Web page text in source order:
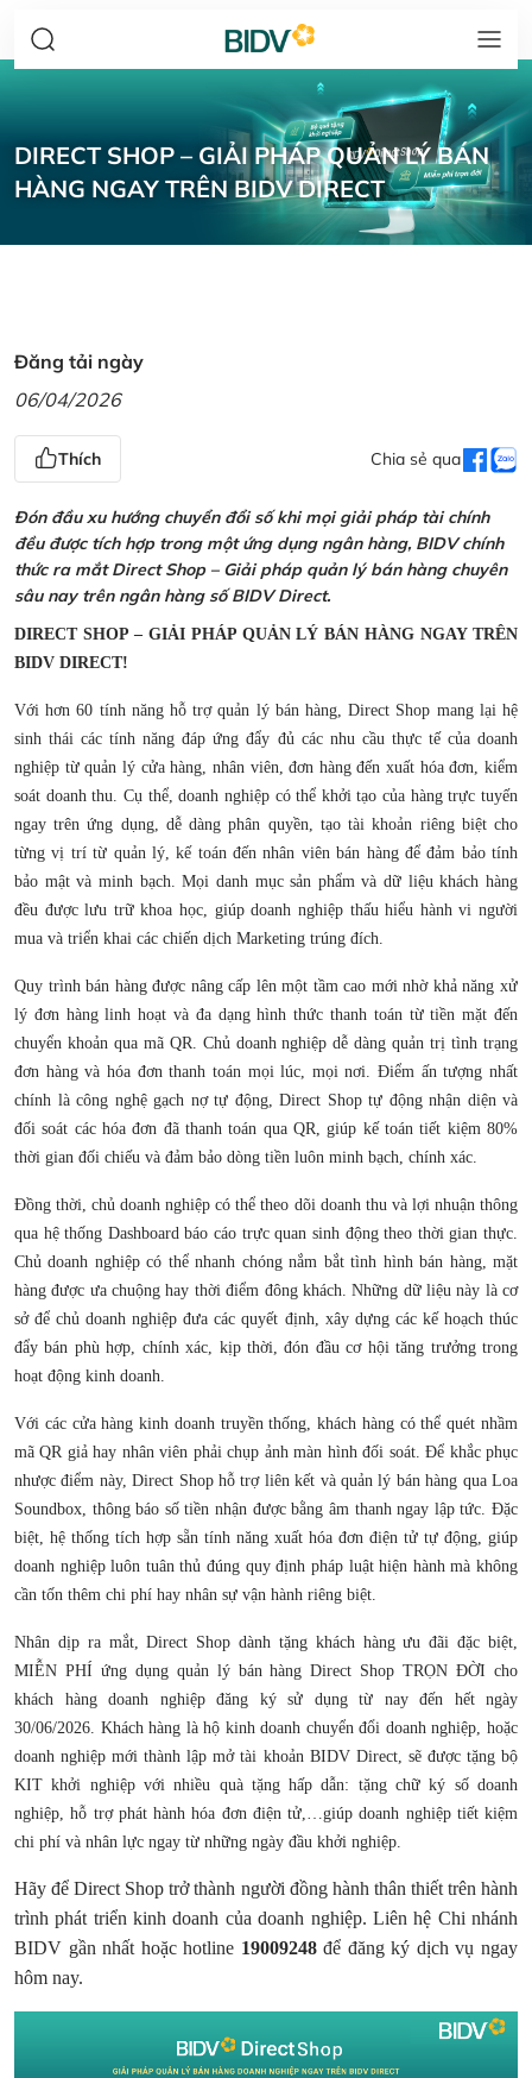
DIRECT SHOP – GIẢI PHÁP QUẢN LÝ BÁN
HÀNG NGAY TRÊN BIDV DIRECT
Đăng tải ngày
06/04/2026
Thích Chia sẻ qua
Đón đầu xu hướng chuyển đổi số khi mọi giải pháp tài chính
đều được tích hợp trong một ứng dụng ngân hàng, BIDV chính
thức ra mắt Direct Shop – Giải pháp quản lý bán hàng chuyên
sâu nay trên ngân hàng số BIDV Direct.
DIRECT SHOP – GIẢI PHÁP QUẢN LÝ BÁN HÀNG NGAY TRÊN
BIDV DIRECT!
Với hơn 60 tính năng hỗ trợ quản lý bán hàng, Direct Shop mang lại hệ
sinh thái các tính năng đáp ứng đẩy đủ các nhu cầu thực tế của doanh
nghiệp từ quản lý cửa hàng, nhân viên, đơn hàng đến xuất hóa đơn, kiểm
soát doanh thu. Cụ thể, doanh nghiệp có thể khởi tạo của hàng trực tuyến
ngay trên ứng dụng, dễ dàng phân quyền, tạo tài khoản riêng biệt cho
từng vị trí từ quản lý, kế toán đến nhân viên bán hàng để đảm bảo tính
bảo mật và minh bạch. Mọi danh mục sản phẩm và dữ liệu khách hàng
đều được lưu trữ khoa học, giúp doanh nghiệp thấu hiểu hành vi người
mua và triển khai các chiến dịch Marketing trúng đích.
Quy trình bán hàng được nâng cấp lên một tầm cao mới nhờ khả năng xử
lý đơn hàng linh hoạt và đa dạng hình thức thanh toán từ tiền mặt đến
chuyển khoản qua mã QR. Chủ doanh nghiệp dễ dàng quản trị tình trạng
đơn hàng và hóa đơn thanh toán mọi lúc, mọi nơi. Điểm ấn tượng nhất
chính là công nghệ gạch nợ tự động, Direct Shop tự động nhận diện và
đối soát các hóa đơn đã thanh toán qua QR, giúp kế toán tiết kiệm 80%
thời gian đối chiếu và đảm bảo dòng tiền luôn minh bạch, chính xác.
Đồng thời, chủ doanh nghiệp có thể theo dõi doanh thu và lợi nhuận thông
qua hệ thống Dashboard báo cáo trực quan sinh động theo thời gian thực.
Chủ doanh nghiệp có thể nhanh chóng nắm bắt tình hình bán hàng, mặt
hàng được ưa chuộng hay thời điểm đông khách. Những dữ liệu này là cơ
sở để chủ doanh nghiệp đưa các quyết định, xây dựng các kế hoạch thúc
đẩy bán phù hợp, chính xác, kịp thời, đón đầu cơ hội tăng trưởng trong
hoạt động kinh doanh.
Với các cửa hàng kinh doanh truyền thống, khách hàng có thể quét nhầm
mã QR giả hay nhân viên phải chụp ảnh màn hình đối soát. Để khắc phục
nhược điểm này, Direct Shop hỗ trợ liên kết và quản lý bán hàng qua Loa
Soundbox, thông báo số tiền nhận được bằng âm thanh ngay lập tức. Đặc
biệt, hệ thống tích hợp sẵn tính năng xuất hóa đơn điện tử tự động, giúp
doanh nghiệp luôn tuân thủ đúng quy định pháp luật hiện hành mà không
cần tốn thêm chi phí hay nhân sự vận hành riêng biệt.
Nhân dịp ra mắt, Direct Shop dành tặng khách hàng ưu đãi đặc biệt,
MIỄN PHÍ ứng dụng quản lý bán hàng Direct Shop TRỌN ĐỜI cho
khách hàng doanh nghiệp đăng ký sử dụng từ nay đến hết ngày
30/06/2026. Khách hàng là hộ kinh doanh chuyển đổi doanh nghiệp, hoặc
doanh nghiệp mới thành lập mở tài khoản BIDV Direct, sẽ được tặng bộ
KIT khởi nghiệp với nhiều quà tặng hấp dẫn: tặng chữ ký số doanh
nghiệp, hỗ trợ phát hành hóa đơn điện tử,…giúp doanh nghiệp tiết kiệm
chi phí và nhân lực ngay từ những ngày đầu khởi nghiệp.
Hãy để Direct Shop trở thành người đồng hành thân thiết trên hành
trình phát triển kinh doanh của doanh nghiệp. Liên hệ Chi nhánh
BIDV gần nhất hoặc hotline 19009248để đăng ký dịch vụ ngay
hôm nay.